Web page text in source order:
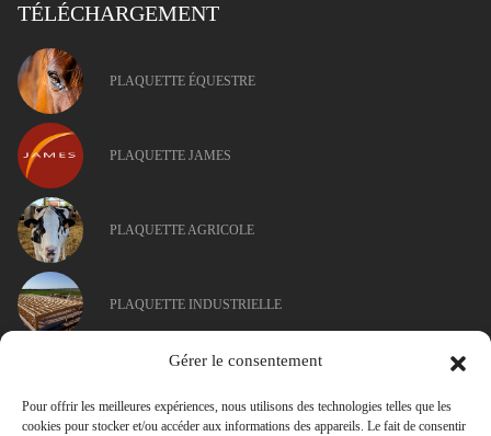
Gérer le consentement
Pour offrir les meilleures expériences, nous utilisons des technologies telles que les
cookies pour stocker et/ou accéder aux informations des appareils. Le fait de consentir
TÉLÉCHARGEMENT
PLAQUETTE ÉQUESTRE
PLAQUETTE JAMES
PLAQUETTE AGRICOLE
PLAQUETTE INDUSTRIELLE